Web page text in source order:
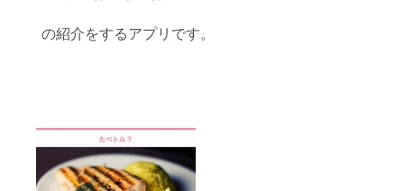
の紹介をするアプリです。